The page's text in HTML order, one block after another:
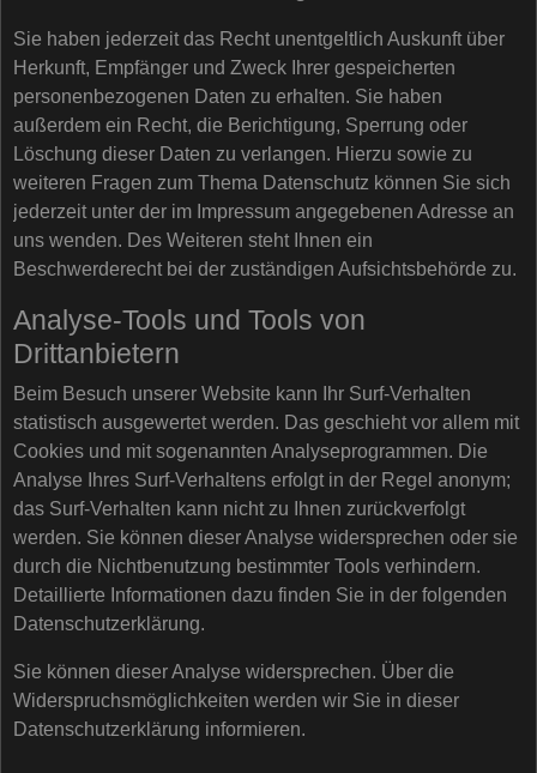
Sie haben jederzeit das Recht unentgeltlich Auskunft über
Herkunft, Empfänger und Zweck Ihrer gespeicherten
personenbezogenen Daten zu erhalten. Sie haben
außerdem ein Recht, die Berichtigung, Sperrung oder
Löschung dieser Daten zu verlangen. Hierzu sowie zu
weiteren Fragen zum Thema Datenschutz können Sie sich
jederzeit unter der im Impressum angegebenen Adresse an
uns wenden. Des Weiteren steht Ihnen ein
Beschwerderecht bei der zuständigen Aufsichtsbehörde zu.
Analyse-Tools und Tools von
Drittanbietern
Beim Besuch unserer Website kann Ihr Surf-Verhalten
statistisch ausgewertet werden. Das geschieht vor allem mit
Cookies und mit sogenannten Analyseprogrammen. Die
Analyse Ihres Surf-Verhaltens erfolgt in der Regel anonym;
das Surf-Verhalten kann nicht zu Ihnen zurückverfolgt
werden. Sie können dieser Analyse widersprechen oder sie
durch die Nichtbenutzung bestimmter Tools verhindern.
Detaillierte Informationen dazu finden Sie in der folgenden
Datenschutzerklärung.
Sie können dieser Analyse widersprechen. Über die
Widerspruchsmöglichkeiten werden wir Sie in dieser
Datenschutzerklärung informieren.